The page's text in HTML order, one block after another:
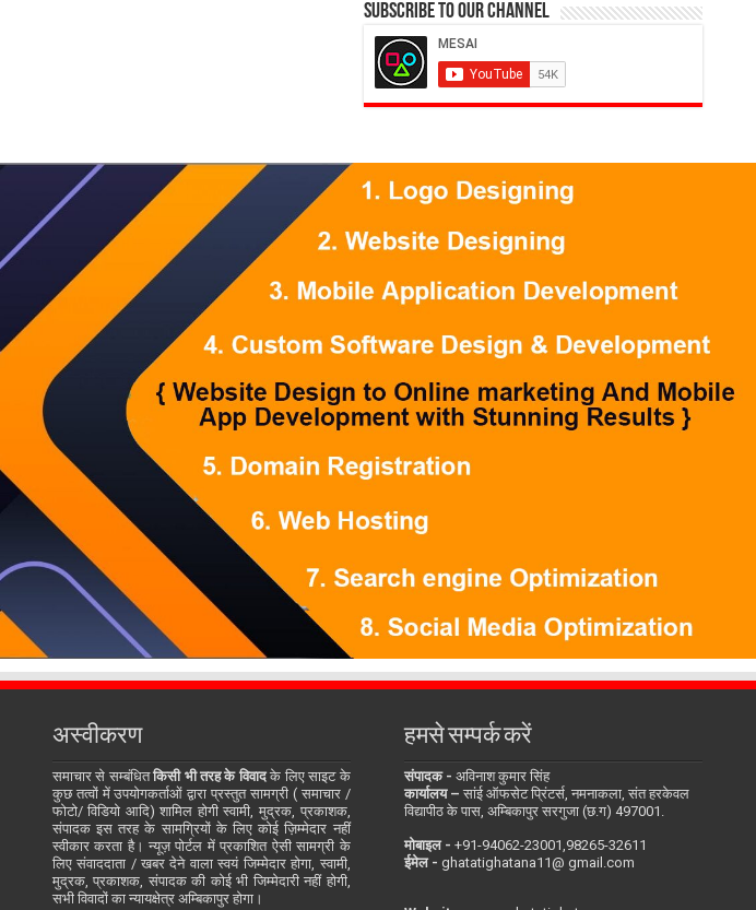
Subscribe to our Channel
अस्वीकरण
समाचार से सम्बंधितकिसी भी तरह के विवादके लिए साइट के
कुछ तत्वों में उपयोगकर्ताओं द्वारा प्रस्तुत सामग्री ( समाचार /
फोटो/ विडियो आदि) शामिल होगी स्वामी, मुद्रक, प्रकाशक,
संपादक इस तरह के सामग्रियों के लिए कोई ज़िम्मेदार नहीं
स्वीकार करता है। न्यूज़ पोर्टल में प्रकाशित ऐसी सामग्री के
लिए संवाददाता / खबर देने वाला स्वयं जिम्मेदार होगा, स्वामी,
मुद्रक, प्रकाशक, संपादक की कोई भी जिम्मेदारी नहीं होगी,
सभी विवादों का न्यायक्षेत्र अम्बिकापुर होगा।
हमसे सम्पर्क करें
संपादक -अविनाश कुमार सिंह
कार्यालय –सांई ऑफसेट प्रिंटर्स, नमनाकला, संत हरकेवल
विद्यापीठ के पास, अम्बिकापुर सरगुजा (छ.ग) 497001.
मोबाइल - ‪+91-94062-23001‬,98265-32611
ईमेल -ghatatighatana11@ gmail.com